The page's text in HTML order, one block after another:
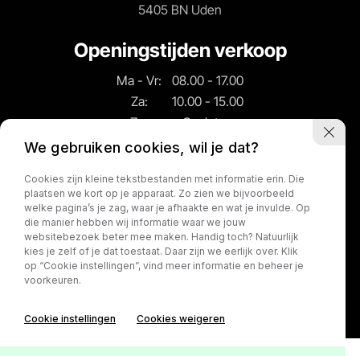
5405 BN Uden
Openingstijden verkoop
Ma - Vr:
08.00 - 17.00
Za:
10.00 - 15.00
Zo:
Gesloten
Openingstijden
werkplaats
Ma - Vr:
08.00 - 17.00
Za:
Gesloten
Zo:
Gesloten
We gebruiken cookies, wil je dat?
Cookies zijn kleine tekstbestanden met informatie erin. Die
plaatsen we kort op je apparaat. Zo zien we bijvoorbeeld
welke pagina’s je zag, waar je afhaakte en wat je invulde. Op
die manier hebben wij informatie waar we jouw
websitebezoek beter mee maken. Handig toch? Natuurlijk
kies je zelf of je dat toestaat. Daar zijn we eerlijk over. Klik
op “Cookie instellingen”, vind meer informatie en beheer je
voorkeuren.
Cookie instellingen Cookies weigeren